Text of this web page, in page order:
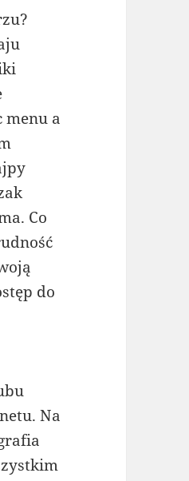
menu a
Co
do
Na